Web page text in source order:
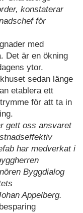
konstaterar
för
med
Det är en ökning
ytor.
sedan länge
etablera ett
för att ta in
gett oss ansvaret
har medverkat i
Byggdialog
Appelberg.